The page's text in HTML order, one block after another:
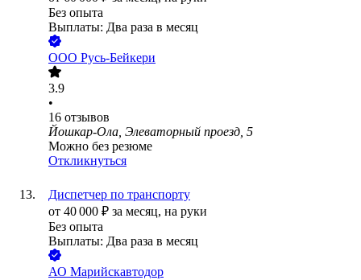
Без опыта
Выплаты: Два раза в месяц
ООО Русь-Бейкери
3.9
•
16 отзывов
Йошкар-Ола, Элеваторный проезд, 5
Можно без резюме
Откликнуться
Диспетчер по транспорту
от 40 000 ₽ за месяц, на руки
Без опыта
Выплаты: Два раза в месяц
АО Марийскавтодор